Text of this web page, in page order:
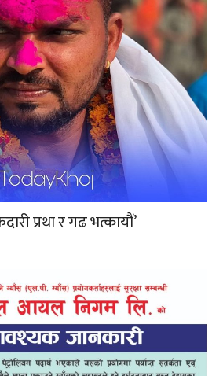
प्रथा र गढ भत्कायौं’